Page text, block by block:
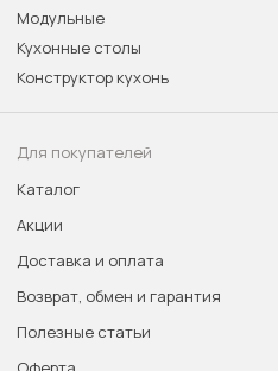
Модульные
Кухонные столы
Конструктор кухонь
Для покупателей
Каталог
Акции
Доставка и оплата
Возврат, обмен и гарантия
Полезные статьи